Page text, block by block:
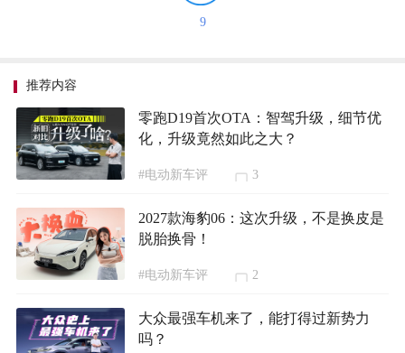
9
推荐内容
零跑D19首次OTA：智驾升级，细节优
化，升级竟然如此之大？
#电动新车评 3
2027款海豹06：这次升级，不是换皮是
脱胎换骨！
#电动新车评 2
大众最强车机来了，能打得过新势力
吗？